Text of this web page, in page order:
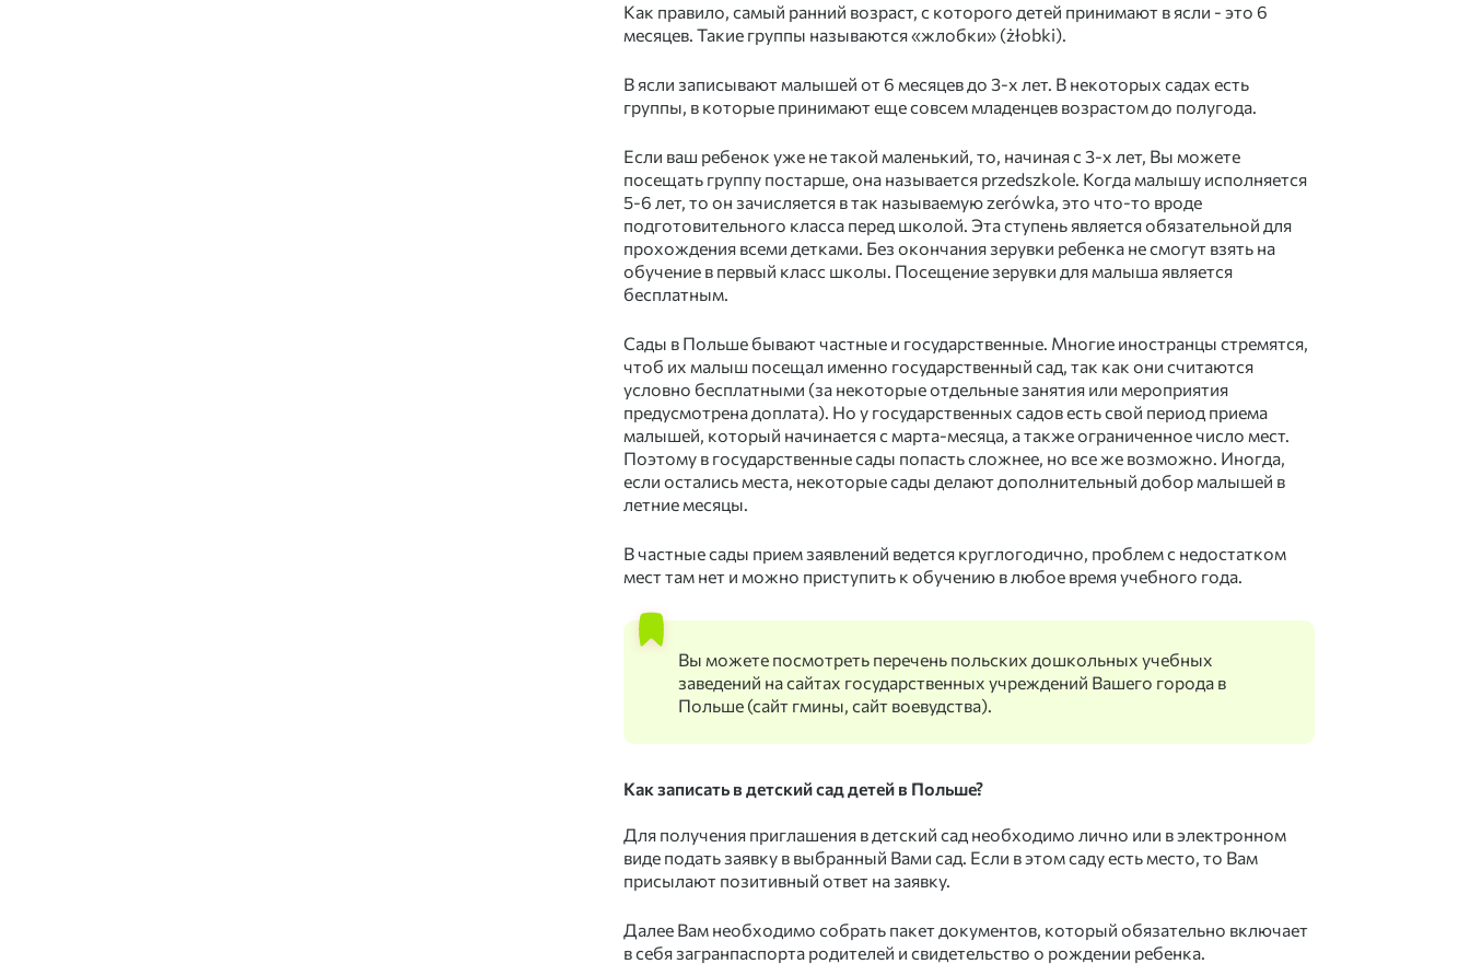
Как правило, самый ранний возраст, с которого детей принимают в ясли - это 6
месяцев. Такие группы называются «жлобки» (żłobki).
В ясли записывают малышей от 6 месяцев до 3-х лет. В некоторых садах есть
группы, в которые принимают еще совсем младенцев возрастом до полугода.
Если ваш ребенок уже не такой маленький, то, начиная с 3-х лет, Вы можете
посещать группу постарше, она называется przedszkole. Когда малышу исполняется
5-6 лет, то он зачисляется в так называемую zerówka, это что-то вроде
подготовительного класса перед школой. Эта ступень является обязательной для
прохождения всеми детками. Без окончания зерувки ребенка не смогут взять на
обучение в первый класс школы. Посещение зерувки для малыша является
бесплатным. ⠀
Сады в Польше бывают частные и государственные. Многие иностранцы стремятся,
чтоб их малыш посещал именно государственный сад, так как они считаются
условно бесплатными (за некоторые отдельные занятия или мероприятия
предусмотрена доплата). Но у государственных садов есть свой период приема
малышей, который начинается с марта-месяца, а также ограниченное число мест.
Поэтому в государственные сады попасть сложнее, но все же возможно. Иногда,
если остались места, некоторые сады делают дополнительный добор малышей в
летние месяцы. ⠀
В частные сады прием заявлений ведется круглогодично, проблем с недостатком
мест там нет и можно приступить к обучению в любое время учебного года.
Вы можете посмотреть перечень польских дошкольных учебных
заведений на сайтах государственных учреждений Вашего города в
Польше (сайт гмины, сайт воевудства).
Как записать в детский сад детей в Польше?
Для получения приглашения в детский сад необходимо лично или в электронном
виде подать заявку в выбранный Вами сад. Если в этом саду есть место, то Вам
присылают позитивный ответ на заявку. ⠀
Далее Вам необходимо собрать пакет документов, который обязательно включает
в себя загранпаспорта родителей и свидетельство о рождении ребенка.